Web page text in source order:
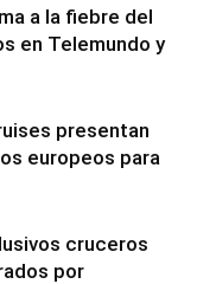
a la fiebre del
en Telemundo y
presentan
europeos para
cruceros
por